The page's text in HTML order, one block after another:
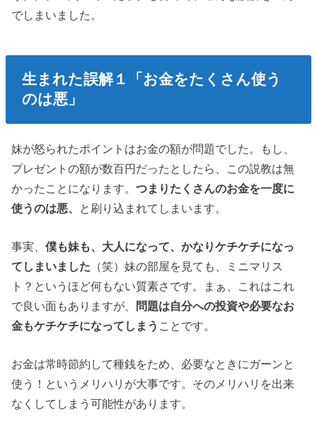
でしまいました。
生まれた誤解１「お金をたくさん使う
のは悪」
妹が怒られたポイントはお金の額が問題でした。もし、
プレゼントの額が数百円だったとしたら、この説教は無
かったことになります。つまりたくさんのお金を一度に
使うのは悪、
と刷り込まれてしまいます。
事実、僕も妹も、大人になって、かなりケチケチになっ
てしまいました （笑）妹の部屋を見ても、ミニマリス
ト？というほど何もない質素さです。まぁ、これはこれ
で良い面もありますが、 問題は自分への投資や必要なお
金もケチケチになってしまう ことです。
お金は常時節約して種銭をため、必要なときにガーンと
使う！というメリハリが大事です。そのメリハリを出来
なくしてしまう可能性があります。